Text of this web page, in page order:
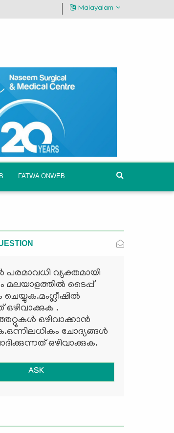
Malayalam
FATWA ONWEB
പരമാവധി വ്യക്തമായി
ടൈപ്പ്
.
ഒഴിവാക്കാന്‍
ചോദ്യങ്ങള്‍
ഒഴിവാക്കുക.
ASK